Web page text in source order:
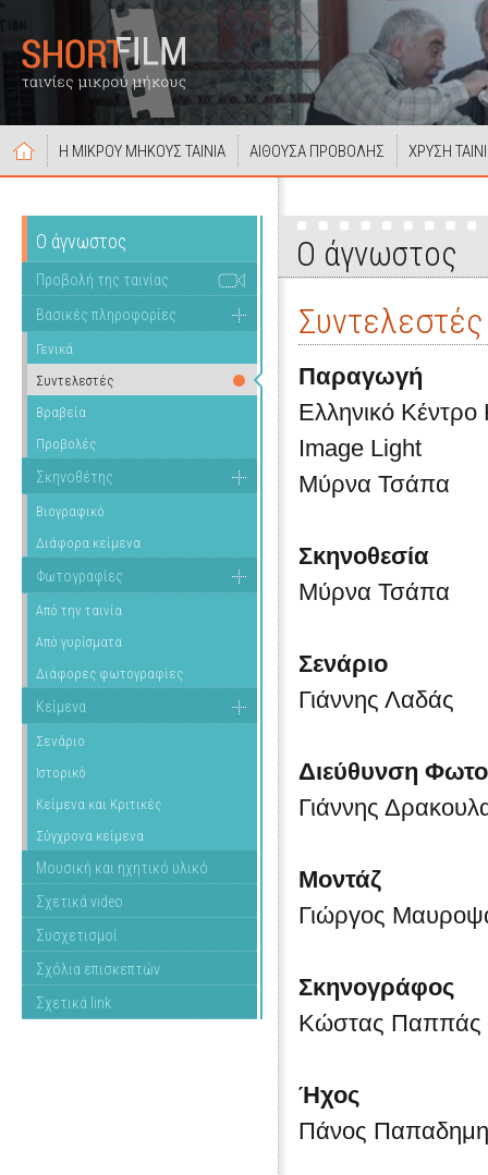
Η ΜΙΚΡΟΥ ΜΗΚΟΥΣ ΤΑΙΝΙΑ ΑΙΘΟΥΣΑ ΠΡΟΒΟΛΗΣ ΧΡΥΣΗ
Ο άγνωστος
Προβολή της ταινίας
Βασικές πληροφορίες
Γενικά
Συντελεστές
Βραβεία
Προβολές
Σκηνοθέτης
Βιογραφικό
Διάφορα κείμενα
Φωτογραφίες
Από την ταινία
Από γυρίσματα
Διάφορες φωτογραφίες
Κείμενα
Σενάριο
Ιστορικό
Κείμενα και Κριτικές
Σύγχρονα κείμενα
Μουσική και ηχητικό υλικό
Σχετικά video
Συσχετισμοί
Σχόλια επισκεπτών
Σχετικά link
Ο άγνωστος
Συντελεστές
Παραγωγή
Ελληνικό
Image Light
Μύρνα Τσάπα
Σκηνοθεσία
Μύρνα Τσάπα
Σενάριο
Γιάννης Λαδάς
Διεύθυνση
Γιάννης
Μοντάζ
Γιώργος
Σκηνογράφος
Κώστας Παππάς
Ήχος
Πάνος